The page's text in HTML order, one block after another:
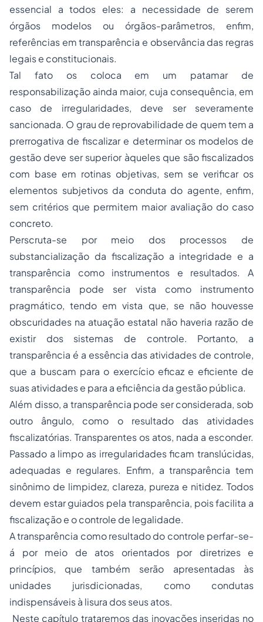
essencial a todos eles: a necessidade de serem
órgãos modelos ou órgãos-parâmetros, enfim,
referências em transparência e observância das regras
legais e constitucionais.
Tal fato os coloca em um patamar de
responsabilização ainda maior, cuja consequência, em
caso de irregularidades, deve ser severamente
sancionada. O grau de reprovabilidade de quem tem a
prerrogativa de fiscalizar e determinar os modelos de
gestão deve ser superior àqueles que são fiscalizados
com base em rotinas objetivas, sem se verificar os
elementos subjetivos da conduta do agente, enfim,
sem critérios que permitem maior avaliação do caso
concreto.
Perscruta-se por meio dos processos de
substancialização da fiscalização a integridade e a
transparência como instrumentos e resultados. A
transparência pode ser vista como instrumento
pragmático, tendo em vista que, se não houvesse
obscuridades na atuação estatal não haveria razão de
existir dos sistemas de controle. Portanto, a
transparência é a essência das atividades de controle,
que a buscam para o exercício eficaz e eficiente de
suas atividades e para a eficiência da gestão pública.
Além disso, a transparência pode ser considerada, sob
outro ângulo, como o resultado das atividades
fiscalizatórias. Transparentes os atos, nada a esconder.
Passado a limpo as irregularidades ficam translúcidas,
adequadas e regulares. Enfim, a transparência tem
sinônimo de limpidez, clareza, pureza e nitidez. Todos
devem estar guiados pela transparência, pois facilita a
fiscalização e o controle de legalidade.
A transparência como resultado do controle perfar-se-
á por meio de atos orientados por diretrizes e
princípios, que também serão apresentadas às
unidades jurisdicionadas, como condutas
indispensáveis à lisura dos seus atos.
Neste capítulo trataremos das inovações inseridas no